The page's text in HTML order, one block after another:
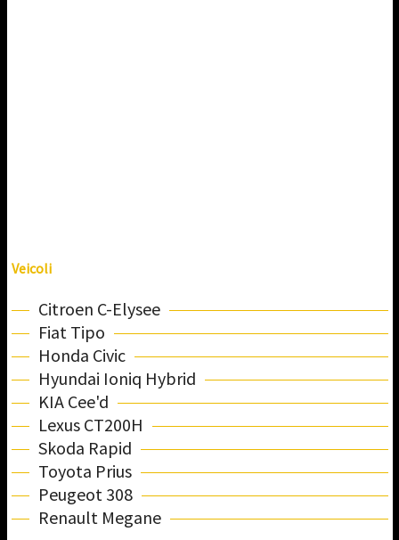
Veicoli
Citroen C-Elysee
Fiat Tipo
Honda Civic
Hyundai Ioniq Hybrid
KIA Cee'd
Lexus CT200H
Skoda Rapid
Toyota Prius
Peugeot 308
Renault Megane